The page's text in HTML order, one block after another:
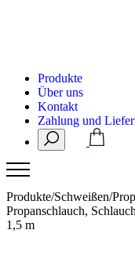
Produkte
Über uns
Kontakt
Zahlung und
Produkte/Schweißen/
Propanschlauch,
1,5 m